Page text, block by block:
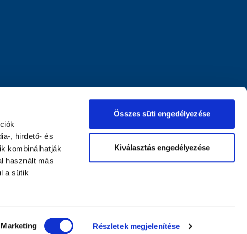
, hirdető- és
kombinálhatják
használt más
a sütik
Marketing Részletek megjelenítése
Összes süti engedélyezése
Kiválasztás engedélyezése